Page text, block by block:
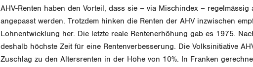
AHV-Renten haben den Vorteil, dass sie – via Mischindex – regelmässig
angepasst werden. Trotzdem hinken die Renten der AHV inzwischen
Lohnentwicklung her. Die letzte reale Rentenerhöhung gab es 1975.
deshalb höchste Zeit für eine Rentenverbesserung. Die Volksinitiative
Zuschlag zu den Altersrenten in der Höhe von 10%. In Franken